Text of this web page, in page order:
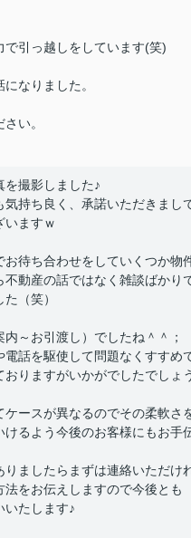
引っ越しをしています(笑)
なりました。
い。
を撮影しました♪
気持ち良く、承諾いただきまし
いますｗ
お待ち合わせをしていくつか物
不動産の話ではなく雑談ばかり
（笑）
～お引渡し）でしたね＾＾；
電話を駆使して問題なくすすめ
りますがいかがでしたでしょ
ケースが異なるのでその柔軟さ
けるよう今後のお客様にもお手
りましたらまずは連絡いただけ
法をお伝えしますので今後とも
いたします♪